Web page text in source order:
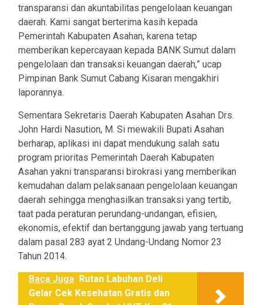
transparansi dan akuntabilitas pengelolaan keuangan
daerah. Kami sangat berterima kasih kepada
Pemerintah Kabupaten Asahan, karena tetap
memberikan kepercayaan kepada BANK Sumut dalam
pengelolaan dan transaksi keuangan daerah,” ucap
Pimpinan Bank Sumut Cabang Kisaran mengakhiri
laporannya.
Sementara Sekretaris Daerah Kabupaten Asahan Drs.
John Hardi Nasution, M. Si mewakili Bupati Asahan
berharap, aplikasi ini dapat mendukung salah satu
program prioritas Pemerintah Daerah Kabupaten
Asahan yakni transparansi birokrasi yang memberikan
kemudahan dalam pelaksanaan pengelolaan keuangan
daerah sehingga menghasilkan transaksi yang tertib,
taat pada peraturan perundang-undangan, efisien,
ekonomis, efektif dan bertanggung jawab yang tertuang
dalam pasal 283 ayat 2 Undang-Undang Nomor 23
Tahun 2014.
Baca Juga Rutan Labuhan Deli
Gelar Cek Kesehatan Gratis dan